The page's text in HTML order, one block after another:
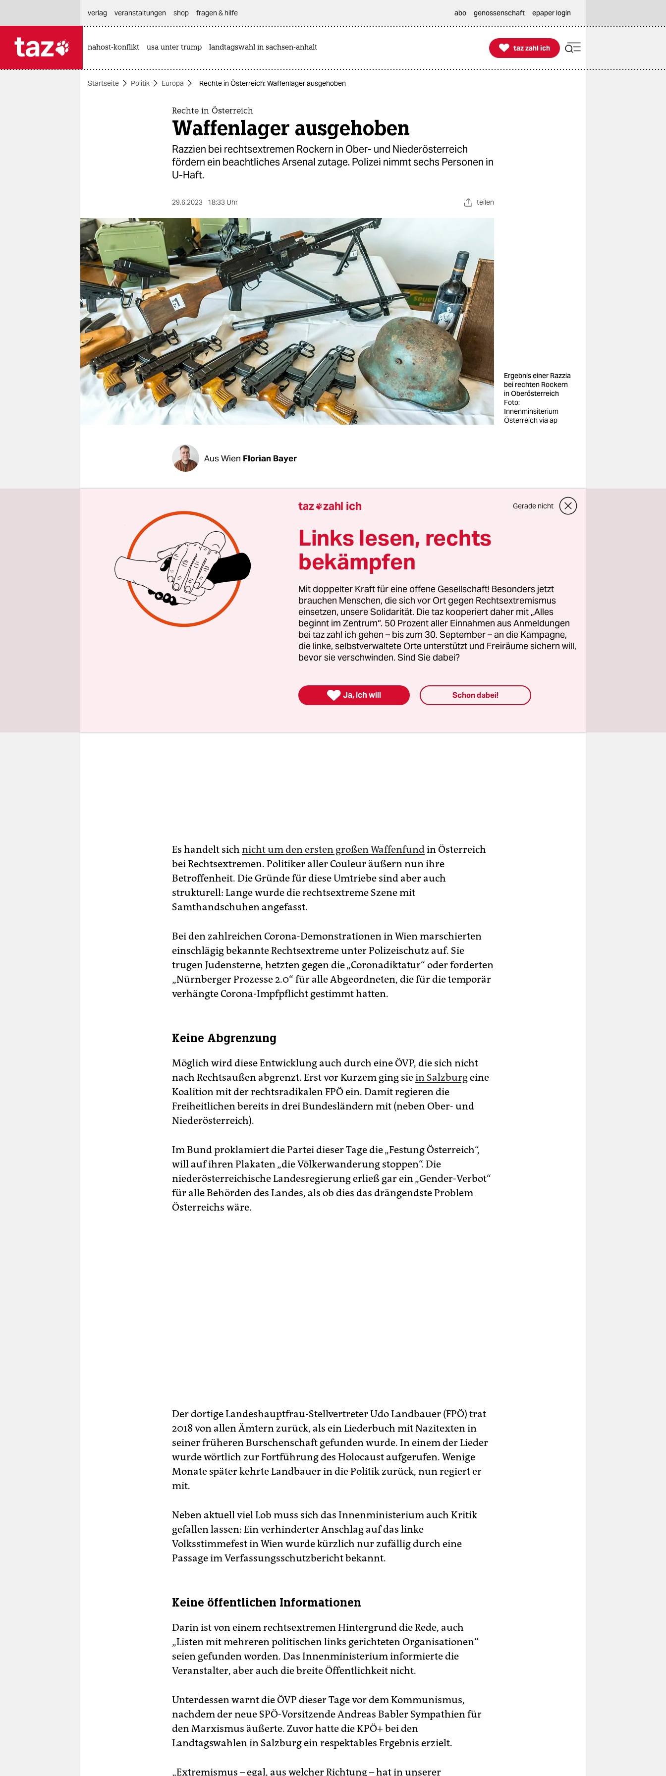
themen
berlin
nord
wahrheit
verlag
verlag
veranstaltungen
shop
fragen & hilfe
unterstützen
genossenschaft
verlag
veranstaltungen shop fragen & hilfe abo genossenschaft epaper login
nahost-konflikt usa unter trump landtagswahl in sachsen-anhalt 
taz zahl ich
taz zahl ich
Startseite Politik Europa Rechte in Österreich: Waffenlager ausgehoben
Rechte in Österreich
Waffenlager ausgehoben
Razzien bei rechtsextremen Rockern in Ober- und Niederösterreich
fördern ein beachtliches Arsenal zutage. Polizei nimmt sechs Personen in
U-Haft.
29.6.2023 18:33 Uhr teilen
Ergebnis einer Razzia
bei rechten Rockern
in Oberösterreich
Foto:
Innenminsiterium
Österreich via ap
Aus Wien Florian Bayer
35 Langwaffen, 25 Maschinenpistolen, 100 Pistolen, mehr als 10.000
Schuss Munition: Dieses Waffenarsenal sowie 550 NS-Devotionalien
und kiloweise Drogen entdeckten Kriminalbeamte und
Verfassungsschützer bei insgesamt dreizehn Razzien in Ober- und
Niederösterreich – konkret bei einem Ableger des Motorrad- und
Rockerclubs Bandidos.
Dies gab am Donnerstag das Innenministerium in Wien bekannt. Auch
stellten die Ermittler Verbindungen zur einschlägigen Nazigruppe
Objekt-21 fest. Die Polizei nahm sechs Personen in U-Haft, gegen zwei
Es handelt sich nicht um den ersten großen Waffenfundin Österreich
bei Rechtsextremen. Politiker aller Couleur äußern nun ihre
Betroffenheit. Die Gründe für diese Umtriebe sind aber auch
strukturell: Lange wurde die rechtsextreme Szene mit
Samthandschuhen angefasst.
Bei den zahlreichen Corona-Demonstrationen in Wien marschierten
einschlägig bekannte Rechtsextreme unter Polizeischutz auf. Sie
trugen Judensterne, hetzten gegen die „Coronadiktatur“ oder forderten
„Nürnberger Prozesse 2.0“ für alle Abgeordneten, die für die temporär
verhängte Corona-Impfpflicht gestimmt hatten.
Keine Abgrenzung
Möglich wird diese Entwicklung auch durch eine ÖVP, die sich nicht
nach Rechtsaußen abgrenzt. Erst vor Kurzem ging siein Salzburgeine
Koalition mit der rechtsradikalen FPÖ ein. Damit regieren die
Freiheitlichen bereits in drei Bundesländern mit (neben Ober- und
Niederösterreich).
Im Bund proklamiert die Partei dieser Tage die „Festung Österreich“,
will auf ihren Plakaten „die Völkerwanderung stoppen“. Die
niederösterreichische Landesregierung erließ gar ein „Gender-Verbot“
für alle Behörden des Landes, als ob dies das drängendste Problem
Österreichs wäre.
Der dortige Landeshauptfrau-Stellvertreter Udo Landbauer (FPÖ) trat
2018 von allen Ämtern zurück, als ein Liederbuch mit Nazitexten in
seiner früheren Burschenschaft gefunden wurde. In einem der Lieder
wurde wörtlich zur Fortführung des Holocaust aufgerufen. Wenige
Monate später kehrte Landbauer in die Politik zurück, nun regiert er
mit.
Neben aktuell viel Lob muss sich das Innenministerium auch Kritik
gefallen lassen: Ein verhinderter Anschlag auf das linke
Volksstimmefest in Wien wurde kürzlich nur zufällig durch eine
Passage im Verfassungsschutzbericht bekannt.
Keine öffentlichen Informationen
Darin ist von einem rechtsextremen Hintergrund die Rede, auch
„Listen mit mehreren politischen links gerichteten Organisationen“
seien gefunden worden. Das Innenministerium informierte die
Veranstalter, aber auch die breite Öffentlichkeit nicht.
Unterdessen warnt die ÖVP dieser Tage vor dem Kommunismus,
nachdem der neue SPÖ-Vorsitzende Andreas Babler Sympathien für
den Marxismus äußerte. Zuvor hatte die KPÖ+ bei den
Landtagswahlen in Salzburg ein respektables Ergebnis erzielt.
„Extremismus – egal, aus welcher Richtung – hat in unserer
taz zahl ich Gerade nicht
Links lesen, rechts
bekämpfen
Mit doppelter Kraft für eine offene Gesellschaft! Besonders jetzt
brauchen Menschen, die sich vor Ort gegen Rechtsextremismus
einsetzen, unsere Solidarität. Die taz kooperiert daher mit „Alles
beginnt im Zentrum“. 50 Prozent aller Einnahmen aus Anmeldungen
bei taz zahl ich gehen – bis zum 30. September – an die Kampagne,
die linke, selbstverwaltete Orte unterstützt und Freiräume sichern will,
bevor sie verschwinden. Sind Sie dabei?
 Ja, ich will Schon dabei!